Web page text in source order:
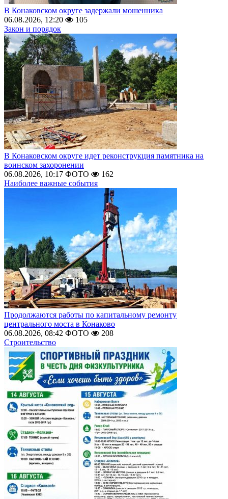
В Конаковском округе задержали мошенника
06.08.2026, 12:20
105
Закон и порядок
В Конаковском округе идет реконструкция памятника на
воинском захоронении
06.08.2026, 10:17 ФОТО
162
Наиболее важные события
Продолжаются работы по капитальному ремонту
центрального моста в Конаково
06.08.2026, 08:42 ФОТО
208
Строительство